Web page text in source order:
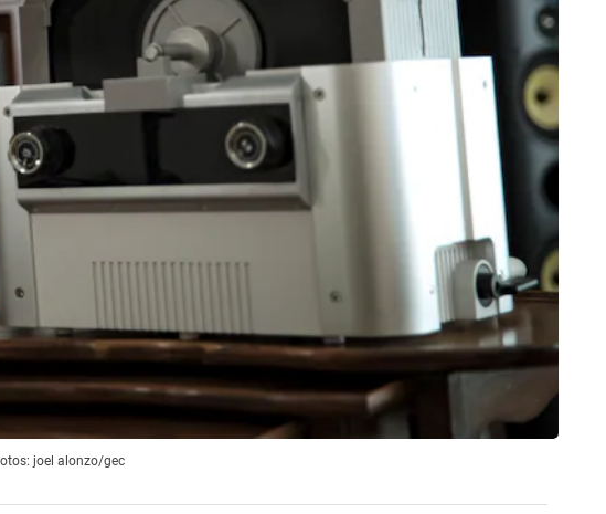
joel alonzo/gec